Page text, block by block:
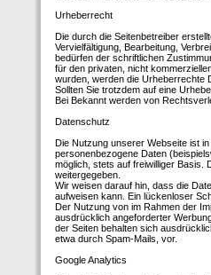
Urheberrecht
Die durch die Seitenbetreiber
Vervielfältigung, Bearbeitung,
bedürfen der schriftlichen
für den privaten, nicht
wurden, werden die Urheberrechte
Sollten Sie trotzdem auf eine
Bei Bekannt werden von
Datenschutz
Die Nutzung unserer Webseite ist
personenbezogene Daten
möglich, stets auf freiwilliger Basis.
weitergegeben.
Wir weisen darauf hin, dass die
aufweisen kann. Ein lückenloser
Der Nutzung von im Rahmen der
ausdrücklich angeforderter
der Seiten behalten sich
etwa durch Spam-Mails, vor.
Google Analytics